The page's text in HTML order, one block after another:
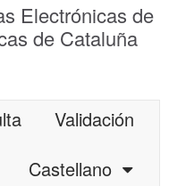
Electrónicas de
de Cataluña
Validación
Castellano